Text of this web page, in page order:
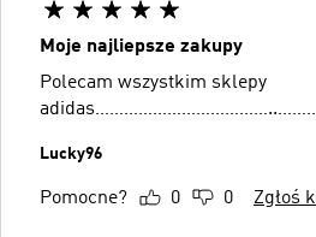
Moje najliepsze zakupy
Polecam wszystkim sklepy
Lucky96
Pomocne? 0 0 Zgłoś